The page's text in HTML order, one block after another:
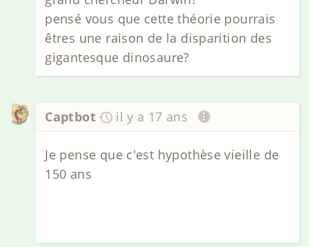
pensé vous que cette théorie pourrais
êtres une raison de la disparition des
gigantesque dinosaure?
Captbot il y a 17 ans
Je pense que c'est hypothèse vieille de
150 ans